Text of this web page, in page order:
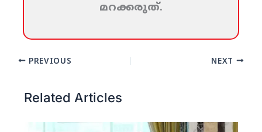
മറക്കരുത്‌.
PREVIOUS NEXT
Related Articles